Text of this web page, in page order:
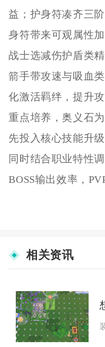
益；护身符凑齐三
身符带来可观属性
战士选减伤护盾类
箭手带攻速与吸血
化激活羁绊，提升
重点培养，奥义石
先投入核心技能升
同时结合职业特性
BOSS输出效率，
相关资讯